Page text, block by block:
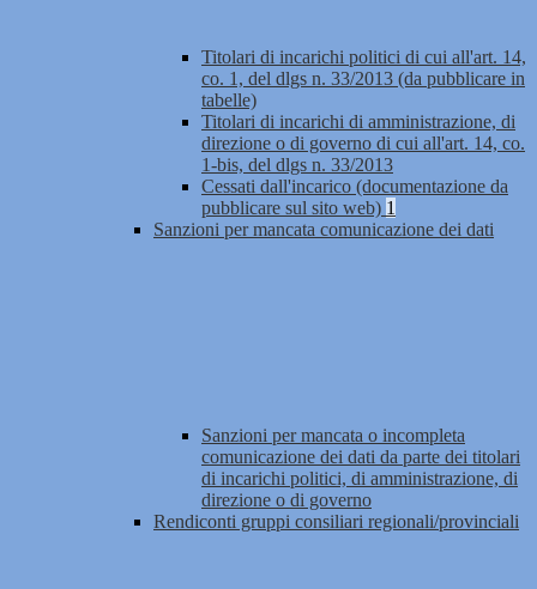
Titolari di incarichi politici di cui all'art. 14,
co. 1, del dlgs n. 33/2013 (da pubblicare in
tabelle)
Titolari di incarichi di amministrazione, di
direzione o di governo di cui all'art. 14, co.
1-bis, del dlgs n. 33/2013
Cessati dall'incarico (documentazione da
pubblicare sul sito web) 1
Sanzioni per mancata comunicazione dei dati
Sanzioni per mancata o incompleta
comunicazione dei dati da parte dei titolari
di incarichi politici, di amministrazione, di
direzione o di governo
Rendiconti gruppi consiliari regionali/provinciali